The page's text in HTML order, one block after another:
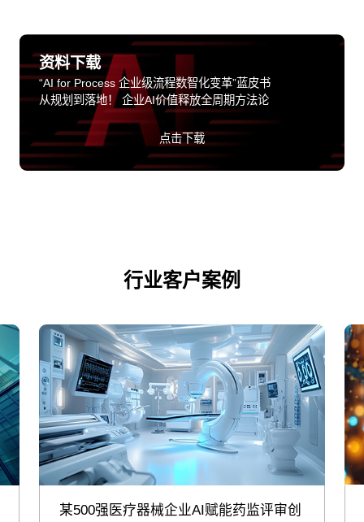
资料下载
“AI for Process 企业级流程数智化变革”蓝皮书
从规划到落地！ 企业AI价值释放全周期方法论
点击下载
行业客户案例
某500强医疗器械企业AI赋能药监评审创